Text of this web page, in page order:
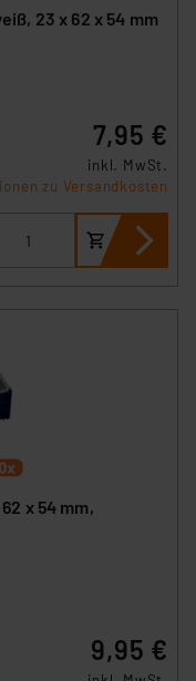
23 x 62 x 54 mm
7,95 €
inkl. MwSt.
zu Versandkosten
x 54 mm,
9,95 €